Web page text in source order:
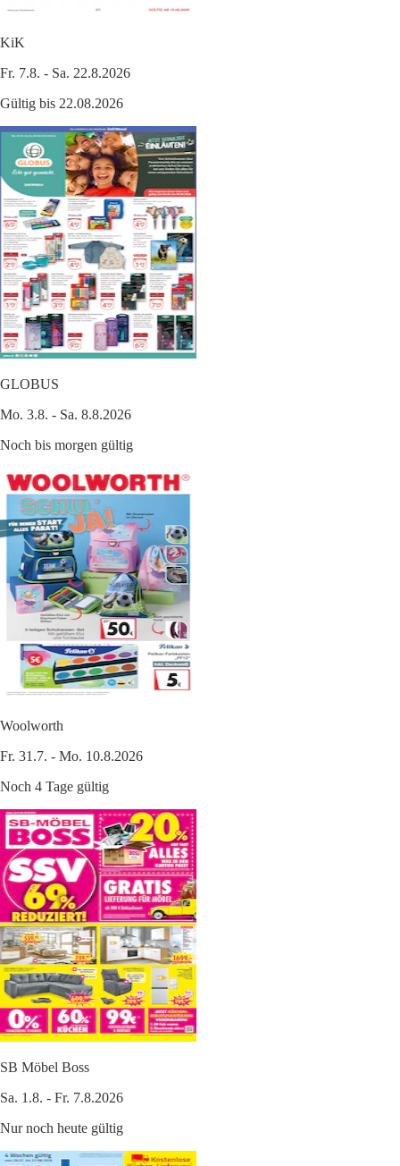
KiK
Fr. 7.8. - Sa. 22.8.2026
Gültig bis 22.08.2026
GLOBUS
Mo. 3.8. - Sa. 8.8.2026
Noch bis morgen gültig
Woolworth
Fr. 31.7. - Mo. 10.8.2026
Noch 4 Tage gültig
SB Möbel Boss
Sa. 1.8. - Fr. 7.8.2026
Nur noch heute gültig